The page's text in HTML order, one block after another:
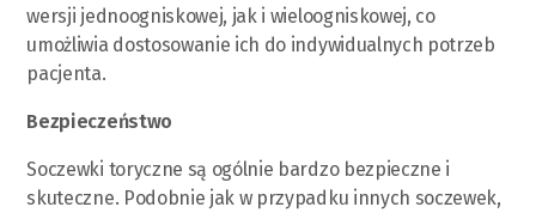
wersji jednoogniskowej, jak i wieloogniskowej, co
umożliwia dostosowanie ich do indywidualnych potrzeb
pacjenta.
Bezpieczeństwo
Soczewki toryczne są ogólnie bardzo bezpieczne i
skuteczne. Podobnie jak w przypadku innych soczewek,